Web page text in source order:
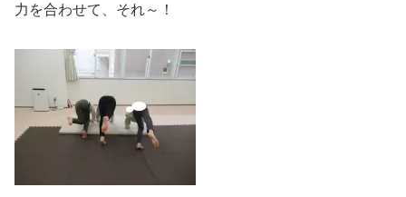
力を合わせて、それ～！